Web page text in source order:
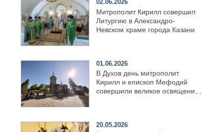
02.06.2026
Митрополит Кирилл совершил
Литургию в Александро-
Невском храме города Казани
01.06.2026
В Духов день митрополит
Кирилл и епископ Мефодий
совершили великое освящение
20.05.2026